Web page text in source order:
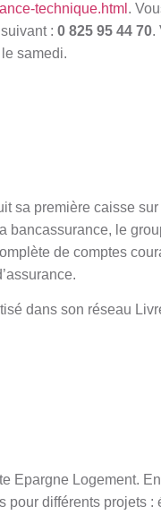
technique.html .
: 0 825 95 44 70.
samedi.
sa première caisse
bancassurance, le
de comptes
dans son réseau
Epargne Logement.
différents projets :